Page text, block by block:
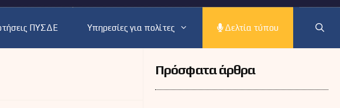
ΠΥΣΔΕ Υπηρεσίες για πολίτες Δελτία τύπου
Πρόσφατα άρθρα